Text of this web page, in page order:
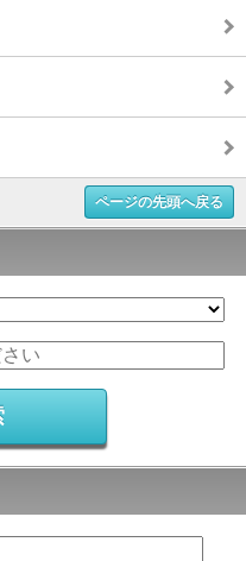
ページの先頭へ戻る